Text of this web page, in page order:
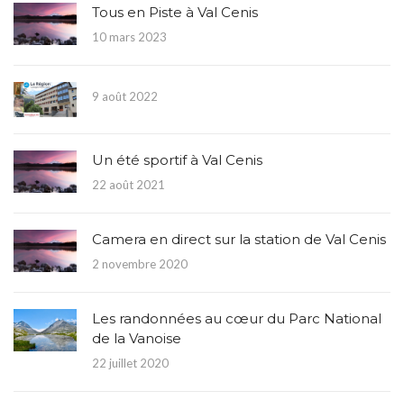
Tous en Piste à Val Cenis
10 mars 2023
9 août 2022
Un été sportif à Val Cenis
22 août 2021
Camera en direct sur la station de Val Cenis
2 novembre 2020
Les randonnées au cœur du Parc National
de la Vanoise
22 juillet 2020